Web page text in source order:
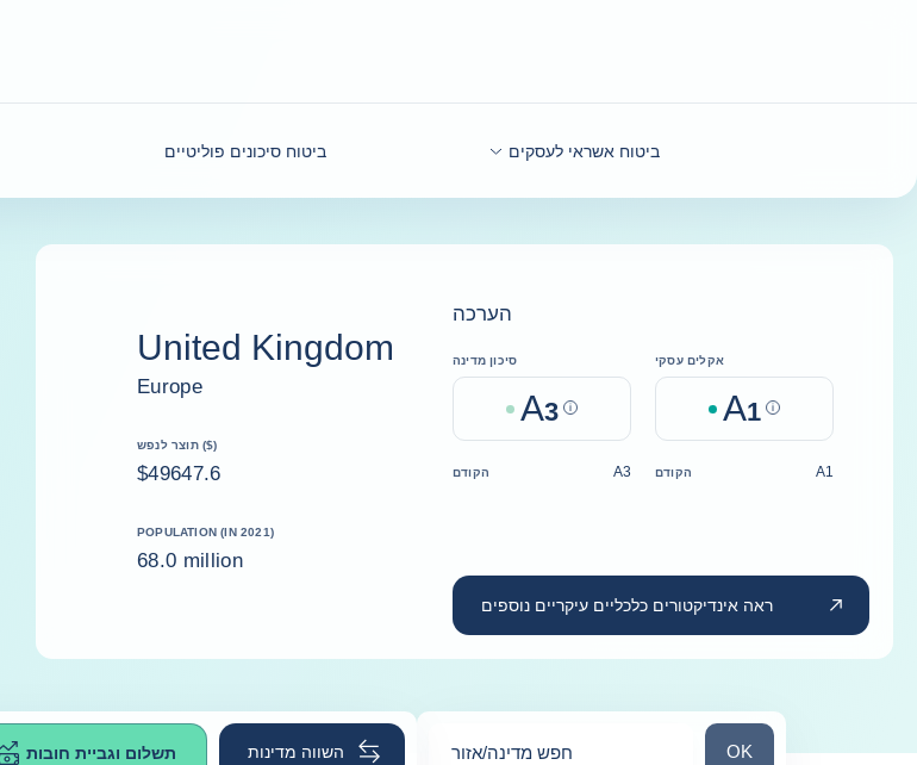
ביטוח אשראי לעסקים ביטוח סיכונים פוליטיים
United Kingdom
Europe
תוצר לנפש ($)
$49647.6
POPULATION (IN 2021)
68.0 million
הערכה
סיכון מדינה
A3 Help
אקלים עסקי
A1 Help
הקודם A3 הקודם A1
ראה אינדיקטורים כלכליים עיקריים נוספים
תשלום וגביית חובות השווה מדינות חפש מדינה/אזור חפש מדינה/אזור
OK